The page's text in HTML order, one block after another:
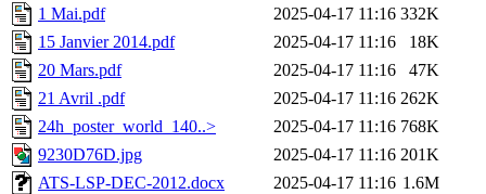
1 Mai.pdf
2025-04-17 11:16 332K
15 Janvier 2014.pdf
2025-04-17 11:16
18K
20 Mars.pdf
2025-04-17 11:16
47K
21 Avril .pdf
2025-04-17 11:16 262K
24h_poster_world_140..>
2025-04-17 11:16 768K
9230D76D.jpg
2025-04-17 11:16 201K
ATS-LSP-DEC-2012.docx
2025-04-17 11:16 1.6M